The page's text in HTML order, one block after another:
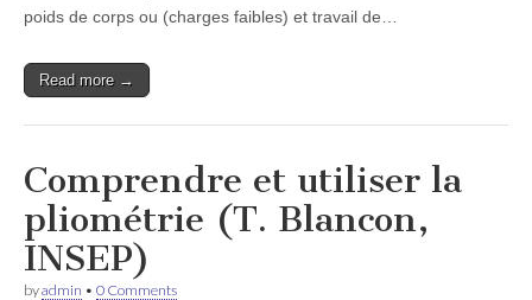
poids de corps ou (charges faibles) et travail de…
Read more →
Comprendre et utiliser la
pliométrie (T. Blancon,
INSEP)
byadmin • 0 Comments